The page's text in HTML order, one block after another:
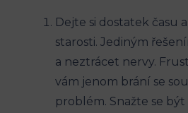
Dejte si dostatek času
starosti. Jediným
a neztrácet nervy.
vám jenom brání se
problém. Snažte se